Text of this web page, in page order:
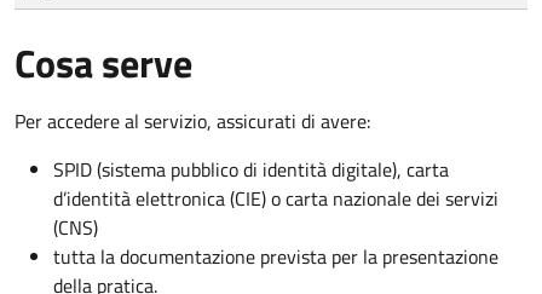
Cosa serve
Per accedere al servizio, assicurati di avere:
SPID (sistema pubblico di identità digitale), carta
d’identità elettronica (CIE) o carta nazionale dei servizi
(CNS)
tutta la documentazione prevista per la presentazione
della pratica.